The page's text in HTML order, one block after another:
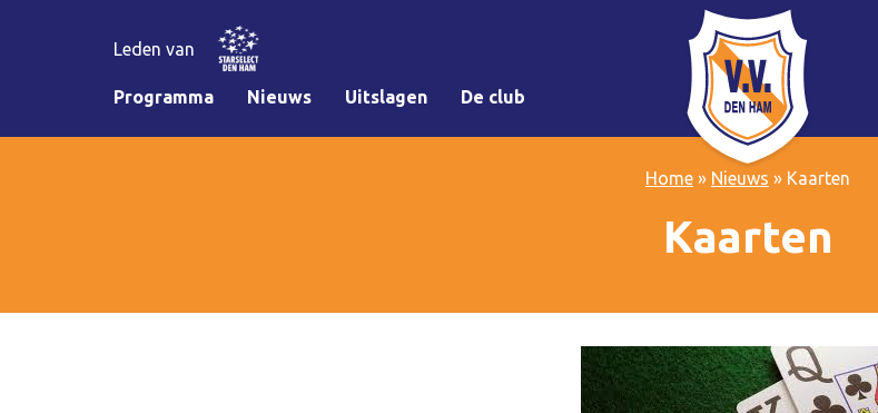
Leden van
Programma Nieuws Uitslagen De club
Home » Nieuws » Kaarten
Kaarten